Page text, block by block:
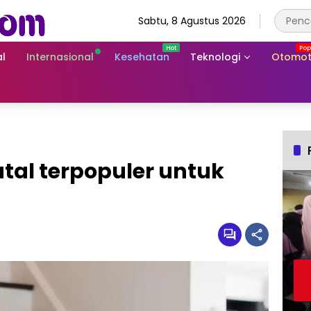
Sabtu, 8 Agustus 2026
Internasional Kesehatan Teknologi
terpopuler untuk